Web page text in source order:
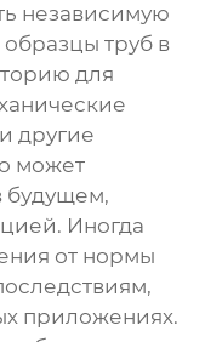
независимую
труб в
для
другие
может
будущем,
Иногда
от нормы
приложениях.